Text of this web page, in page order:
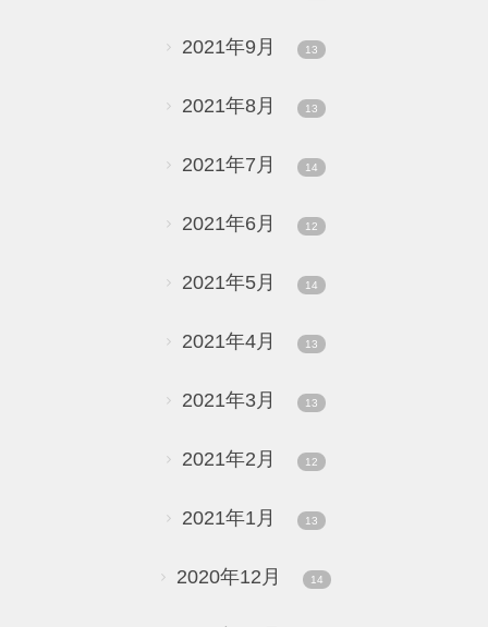
2021年9月 13
2021年8月 13
2021年7月 14
2021年6月 12
2021年5月 14
2021年4月 13
2021年3月 13
2021年2月 12
2021年1月 13
2020年12月 14